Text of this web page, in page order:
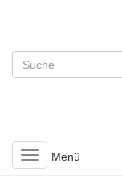
Toggle
navigation
Menü